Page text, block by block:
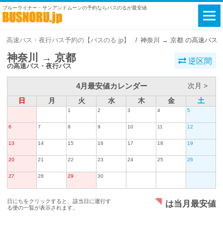
ブルーライナー・サンアンドムーンの予約ならバスのるが最安値
高速バス・夜行バス予約の【バスのる.jp】 神奈川 → 京都 の高速バス
神奈川 → 京都
の高速バス・夜行バス
逆区間
4月最安値カレンダー
次月 >
日
月 火 水 木 金 土
1 2 3 4 5
6 7 8 9 10 11 12
13 14 15 16 17 18 19
20 21 22 23 24 25 26
27 28 29 30
日にちをクリックすると、該当日に運行す
る便の一覧が表示されます。
は当月最安値